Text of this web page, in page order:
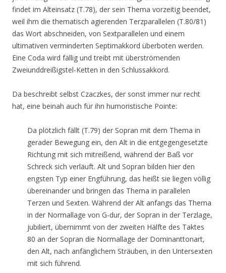
findet im Alteinsatz (T.78), der sein Thema vorzeitig beendet,
weil ihm die thematisch agierenden Terzparallelen (T.80/81)
das Wort abschneiden, von Sextparallelen und einem
ultimativen verminderten Septimakkord überboten werden.
Eine Coda wird fällig und treibt mit überströmenden
Zweiunddreißigstel-Ketten in den Schlussakkord.
Da beschreibt selbst Czaczkes, der sonst immer nur recht
hat, eine beinah auch für ihn humoristische Pointe:
Da plötzlich fällt (T.79) der Sopran mit dem Thema in
gerader Bewegung ein, den Alt in die entgegengesetzte
Richtung mit sich mitreißend, während der Baß vor
Schreck sich verläuft. Alt und Sopran bilden hier den
engsten Typ einer Engführung, das heißt sie liegen völlig
übereinander und bringen das Thema in parallelen
Terzen und Sexten. Während der Alt anfangs das Thema
in der Normallage von G-dur, der Sopran in der Terzlage,
jubiliert, übernimmt von der zweiten Hälfte des Taktes
80 an der Sopran die Normallage der Dominanttonart,
den Alt, nach anfänglichem Sträuben, in den Untersexten
mit sich führend.